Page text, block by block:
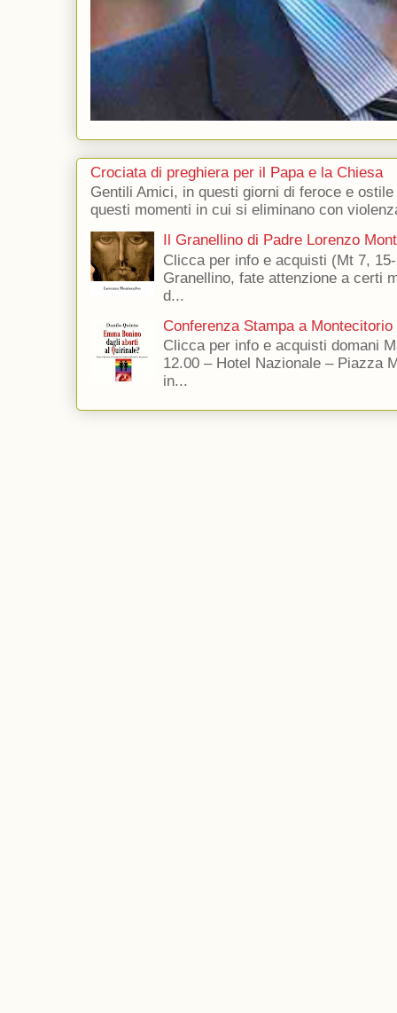
Crociata di preghiera per il Papa e la Chiesa
Gentili Amici, in questi giorni di feroce e
questi momenti in cui si eliminano con
Il Granellino di Padre Lorenzo
Clicca per info e acquisti (Mt 7,
Granellino, fate attenzione a certi
d...
Conferenza Stampa a Montecitorio
Clicca per info e acquisti domani
12.00 – Hotel Nazionale – Piazza
in...